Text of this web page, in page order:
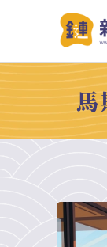
馬